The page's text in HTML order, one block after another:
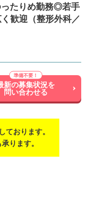
ったりめ勤務◎若手
歓迎（整形外科／
新の募集状況を
問い合わせる
ております。
ります。